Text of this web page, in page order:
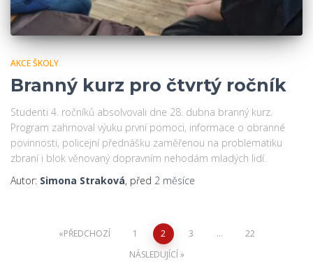
AKCE ŠKOLY
Branný kurz pro čtvrtý ročník
Studenti 4. ročníků absolvovali dne 28. dubna branný kurz.
Program zahrnoval výuku první pomoci, informace o obranné
povinnosti, policejní přednášku zaměřenou na problematiku
zbraní i blok věnovaný dopravním nehodám mladých lidí.
Autor: Simona Straková, před 2 měsíce
Stránkování
PŘEDCHOZÍ 1 2 3 …
22
NÁSLEDUJÍCÍ